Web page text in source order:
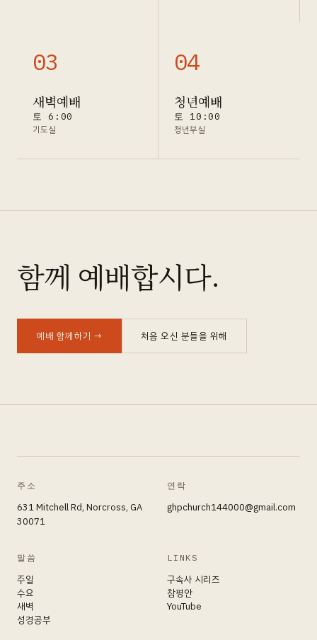
03
새벽예배
토 6:00
기도실
04
청년예배
토 10:00
청년부실
함께 예배합시다.
예배 함께하기 → 처음 오신 분들을 위해
주소
631 Mitchell Rd, Norcross, GA
30071
연락
ghpchurch144000@gmail.com
말씀
주일
수요
새벽
성경공부
LINKS
구속사 시리즈
참평안
YouTube